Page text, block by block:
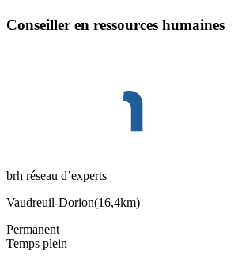
Conseiller en ressources humaines
brh réseau d’experts
Vaudreuil-Dorion(16,4km)
Permanent
Temps plein